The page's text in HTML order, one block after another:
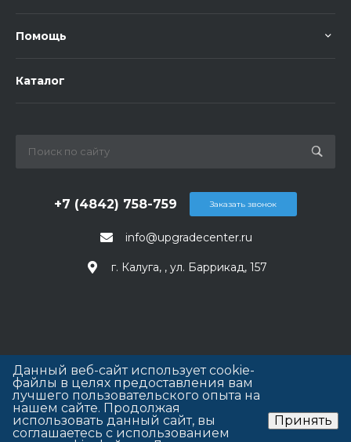
Помощь
Каталог
info@upgradecenter.ru
+7 (4842) 758-759
г. Калуга, , ул. Баррикад, 157
Заказать звонок
Данный веб-сайт использует cookie-
файлы в целях предоставления вам
лучшего пользовательского опыта на
нашем сайте. Продолжая
использовать данный сайт, вы
соглашаетесь с использованием
Принять